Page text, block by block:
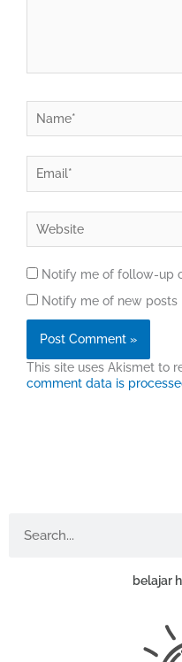
Notify me of follow-up
Notify me of new posts
This site uses Akismet to
comment data is
belajar